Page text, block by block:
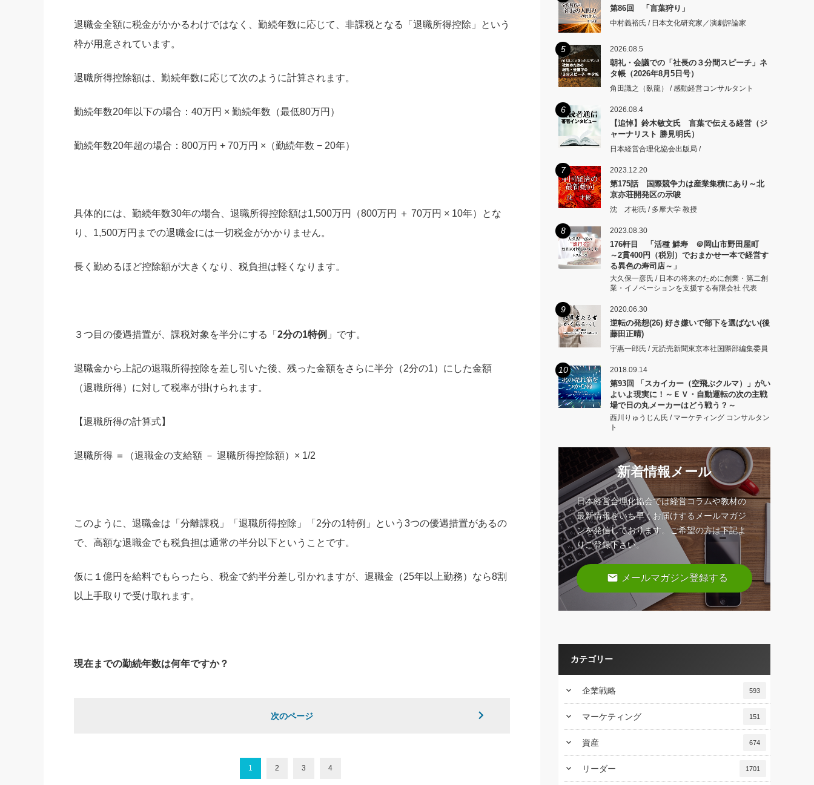
退職金全額に税金がかかるわけではなく、勤続年数に応じて、非課税となる「退職所得控除」という
枠が用意されています。
退職所得控除額は、勤続年数に応じて次のように計算されます。
勤続年数20年以下の場合：40万円 × 勤続年数（最低80万円）
勤続年数20年超の場合：800万円 + 70万円 ×（勤続年数 − 20年）
具体的には、勤続年数30年の場合、退職所得控除額は1,500万円（800万円 ＋ 70万円 × 10年）とな
り、1,500万円までの退職金には一切税金がかかりません。
長く勤めるほど控除額が大きくなり、税負担は軽くなります。
３つ目の優遇措置が、課税対象を半分にする「 2分の1特例 」です。
退職金から上記の退職所得控除を差し引いた後、残った金額をさらに半分（2分の1）にした金額
（退職所得）に対して税率が掛けられます。
【退職所得の計算式】
退職所得 ＝（退職金の支給額 － 退職所得控除額）× 1/2
このように、退職金は「分離課税」「退職所得控除」「2分の1特例」という3つの優遇措置があるの
で、高額な退職金でも税負担は通常の半分以下ということです。
仮に１億円を給料でもらったら、税金で約半分差し引かれますが、退職金（25年以上勤務）なら8割
以上手取りで受け取れます。
現在までの勤続年数は何年ですか？
次のページ
1 2 3 4
第86回 「言葉狩り」
中村義裕氏 / 日本文化研究家／演劇評論家
5 2026.08.5
朝礼・会議での「社長の３分間スピーチ」ネ
タ帳（2026年8月5日号）
角田識之（臥龍） / 感動経営コンサルタント
6 2026.08.4
【追悼】鈴木敏文氏 言葉で伝える経営（ジ
ャーナリスト 勝見明氏）
日本経営合理化協会出版局 /
7 2023.12.20
第175話 国際競争力は産業集積にあり～北
京亦荘開発区の示唆
沈 才彬氏 / 多摩大学 教授
8 2023.08.30
176軒目 「活種 鮮寿 ＠岡山市野田屋町
～2貫400円（税別）でおまかせ一本で経営す
る異色の寿司店～」
大久保一彦氏 / 日本の将来のために創業・第二創
業・イノベーションを支援する有限会社 代表
9 2020.06.30
逆転の発想(26) 好き嫌いで部下を選ばない(後
藤田正晴)
宇惠一郎氏 / 元読売新聞東京本社国際部編集委員
10 2018.09.14
第93回 「スカイカー（空飛ぶクルマ）」がい
よいよ現実に！～ＥＶ・自動運転の次の主戦
場で日の丸メーカーはどう戦う？～
西川りゅうじん氏 / マーケティング コンサルタン
ト
新着情報メール
日本経営合理化協会では経営コラムや教材の
最新情報をいち早くお届けするメールマガジ
ンを発信しております。ご希望の方は下記よ
りご登録下さい。
email メールマガジン登録する
カテゴリー
keyboard_arrow_down 企業戦略 593
keyboard_arrow_down マーケティング 151
keyboard_arrow_down 資産 674
keyboard_arrow_down リーダー 1701